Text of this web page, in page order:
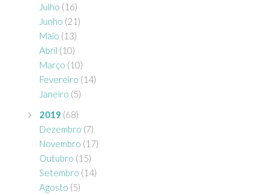
Julho (16)
Junho (21)
Maio (13)
Abril (10)
Março (10)
Fevereiro (14)
Janeiro (5)
2019 (68)
Dezembro (7)
Novembro (17)
Outubro (15)
Setembro (14)
Agosto (5)